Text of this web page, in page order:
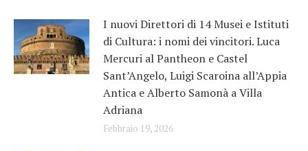
I nuovi Direttori di 14 Musei e Istituti
di Cultura: i nomi dei vincitori. Luca
Mercuri al Pantheon e Castel
Sant’Angelo, Luigi Scaroina all’Appia
Antica e Alberto Samonà a Villa
Adriana
Febbraio 19, 2026